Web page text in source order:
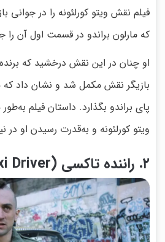
فیلم نقش ویتو کورلئونه را در
که مارلون براندو در قسمت اول آن را
او چنان در این نقش درخشید که
بازیگر نقش مکمل شد و نشان داد
پای براندو بگذارد. داستان فیلم
ویتو کورلئونه و به‌قدرت رسیدن او در
۲. راننده تاکسی (Taxi Driver) - ۱۹۷۶